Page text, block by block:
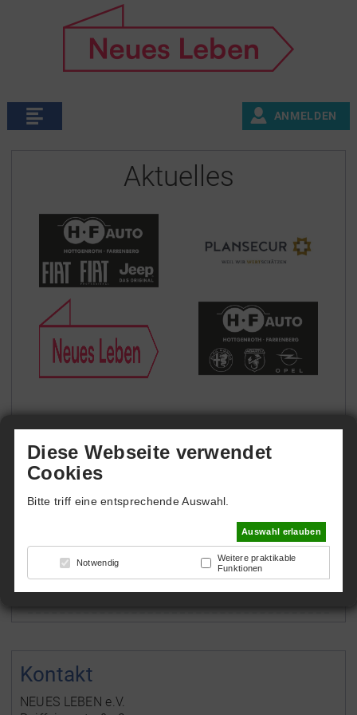
ANMELDEN
Aktuelles
LEBEN Arena
Für die Buchung und Nutzung der NEUES LEBEN
Zurück
Kontakt
NEUES LEBEN e.V.
Diese Webseite verwendet
Cookies
Bitte triff eine entsprechende Auswahl.
Auswahl erlauben
Notwendig
Weitere praktikable
Funktionen